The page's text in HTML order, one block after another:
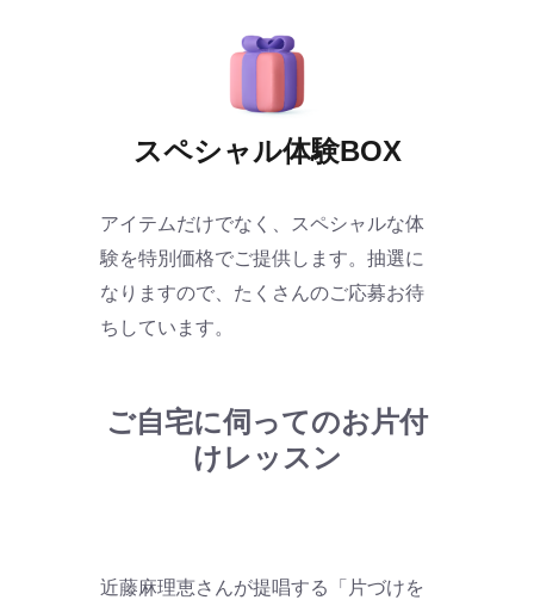
スペシャル体験BOX
アイテムだけでなく、スペシャルな体
験を特別価格でご提供します。抽選に
なりますので、たくさんのご応募お待
ちしています。
ご自宅に伺ってのお片付
けレッスン
近藤麻理恵さんが提唱する「片づけを